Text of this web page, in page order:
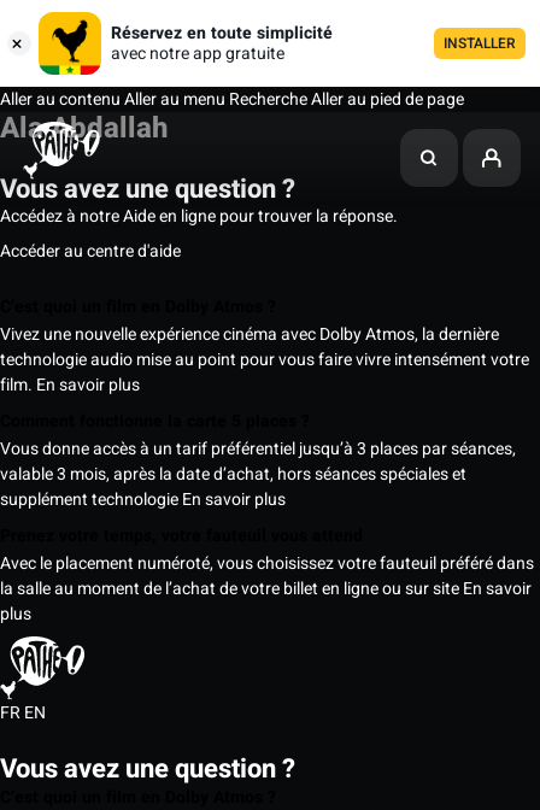
Réservez en toute simplicité
avec notre app gratuite
INSTALLER
Aller au contenuAller au menu RechercheAller au pied de page
Ala Abdallah
Vous avez une question ?
Accédez à notre Aide en ligne pour trouver la réponse.
Accéder au centre d'aide
Vivez une nouvelle expérience cinéma avec Dolby Atmos, la dernière
technologie audio mise au point pour vous faire vivre intensément votre
film. En savoir plus
Vous donne accès à un tarif préférentiel jusqu’à 3 places par séances,
valable 3 mois, après la date d’achat, hors séances spéciales et
supplément technologieEn savoir plus
Avec le placement numéroté, vous choisissez votre fauteuil préféré dans
la salle au moment de l’achat de votre billet en ligne ou sur siteEn savoir
plus
FREN
Vous avez une question ?